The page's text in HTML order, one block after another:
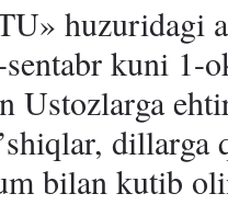
huzuridagi
kuni 1-
Ustozlarga
bilan kutib